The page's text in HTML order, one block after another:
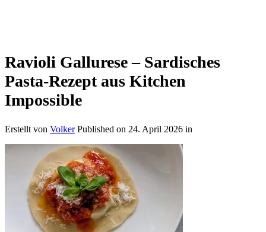
Ravioli Gallurese – Sardisches
Pasta-Rezept aus Kitchen
Impossible
Erstellt von Volker Published on 24. April 2026 in